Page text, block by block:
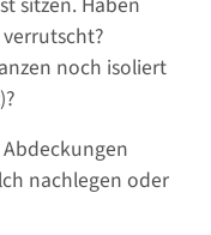
noch isoliert
nachlegen oder